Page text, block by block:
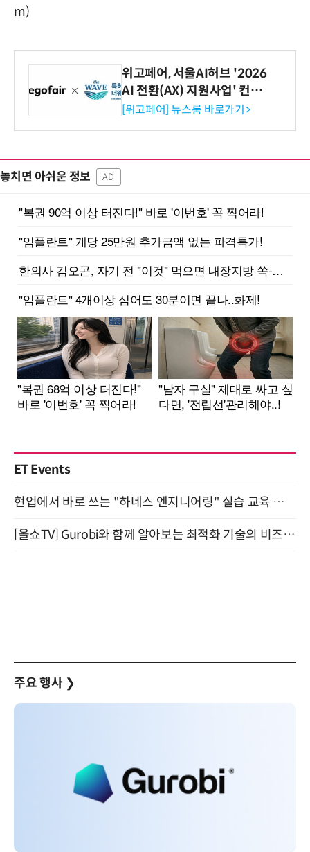
m)
위고페어, 서울AI허브 '2026
AI 전환(AX) 지원사업' 컨소
시엄 선정
[위고페어] 뉴스룸 바로가기>
놓치면 아쉬운 정보 AD
ET Events
현업에서 바로 쓰는 "하네스 엔지니어링" 실습 교육 워크숍 8월 20일 개최
[올쇼TV] Gurobi와 함께 알아보는 최적화 기술의 비즈니스 활용 (8월 20일 생방송)
주요 행사 ❯